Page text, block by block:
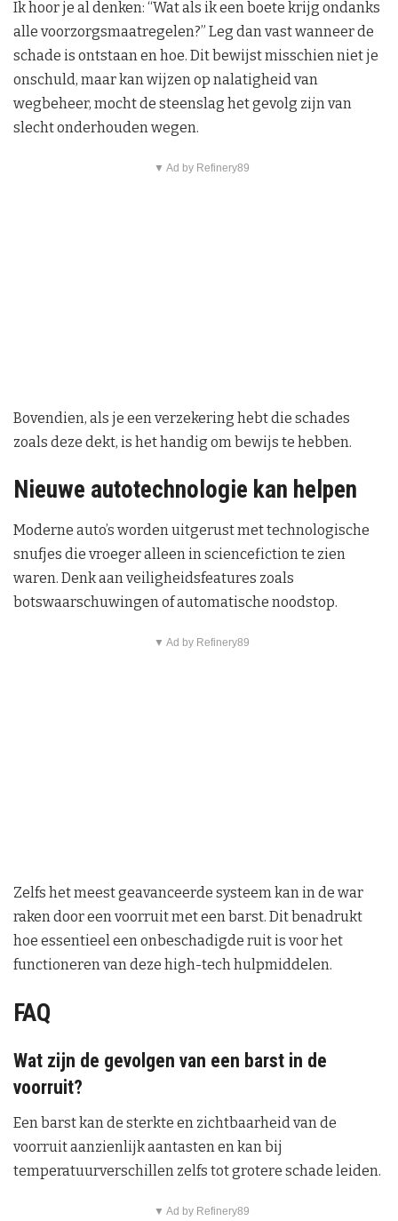
Ik hoor je al denken: “Wat als ik een boete krijg ondanks
alle voorzorgsmaatregelen?” Leg dan vast wanneer de
schade is ontstaan en hoe. Dit bewijst misschien niet je
onschuld, maar kan wijzen op nalatigheid van
wegbeheer, mocht de steenslag het gevolg zijn van
slecht onderhouden wegen.
▼ Ad by Refinery89
Bovendien, als je een verzekering hebt die schades
zoals deze dekt, is het handig om bewijs te hebben.
Nieuwe autotechnologie kan helpen
Moderne auto’s worden uitgerust met technologische
snufjes die vroeger alleen in sciencefiction te zien
waren. Denk aan veiligheidsfeatures zoals
botswaarschuwingen of automatische noodstop.
▼ Ad by Refinery89
Zelfs het meest geavanceerde systeem kan in de war
raken door een voorruit met een barst. Dit benadrukt
hoe essentieel een onbeschadigde ruit is voor het
functioneren van deze high-tech hulpmiddelen.
FAQ
Wat zijn de gevolgen van een barst in de
voorruit?
Een barst kan de sterkte en zichtbaarheid van de
voorruit aanzienlijk aantasten en kan bij
temperatuurverschillen zelfs tot grotere schade leiden.
▼ Ad by Refinery89